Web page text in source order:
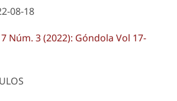
08-18
Núm. 3 (2022): Góndola Vol 17-